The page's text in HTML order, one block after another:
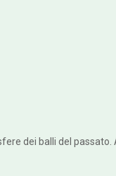
dei balli del